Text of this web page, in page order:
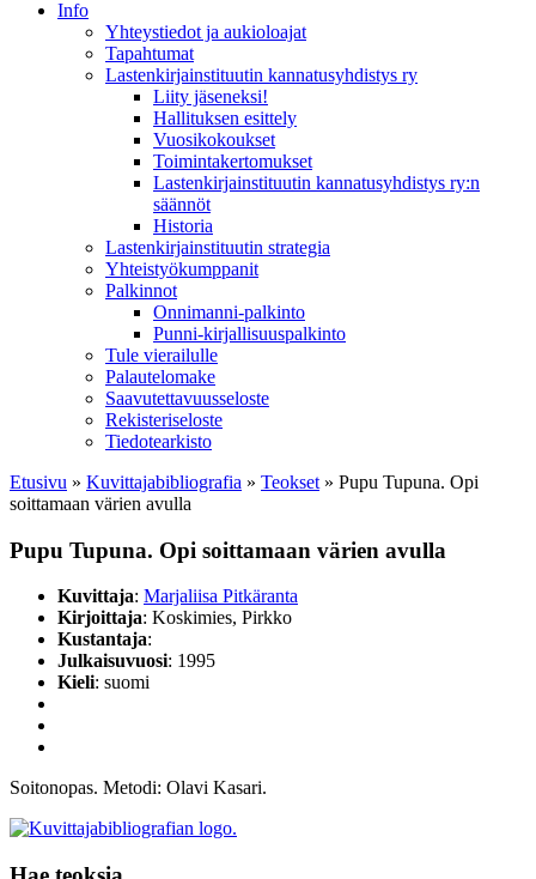
Info
Yhteystiedot ja aukioloajat
Tapahtumat
Lastenkirjainstituutin kannatusyhdistys ry
Liity jäseneksi!
Hallituksen esittely
Vuosikokoukset
Toimintakertomukset
Lastenkirjainstituutin kannatusyhdistys ry:n
säännöt
Historia
Lastenkirjainstituutin strategia
Yhteistyökumppanit
Palkinnot
Onnimanni-palkinto
Punni-kirjallisuuspalkinto
Tule vierailulle
Palautelomake
Saavutettavuusseloste
Rekisteriseloste
Tiedotearkisto
Etusivu » Kuvittaja­bibliografia » Teokset » Pupu Tupuna. Opi
soittamaan värien avulla
Pupu Tupuna. Opi soittamaan värien avulla
Kuvittaja: Marjaliisa Pitkäranta
Kirjoittaja: Koskimies, Pirkko
Kustantaja:
Julkaisuvuosi: 1995
Kieli: suomi
Soitonopas. Metodi: Olavi Kasari.